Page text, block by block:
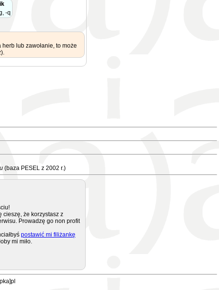
-q
lub zawołanie, to może
(baza PESEL z 2002 r.)
cieszę, że korzystasz z
Prowadzę go non profit
postawić mi filiżankę
mi miło.